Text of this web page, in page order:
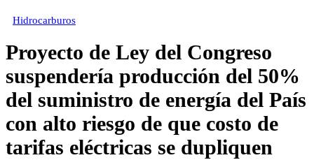
Hidrocarburos
Proyecto de Ley del Congreso
suspendería producción del 50%
del suministro de energía del País
con alto riesgo de que costo de
tarifas eléctricas se dupliquen